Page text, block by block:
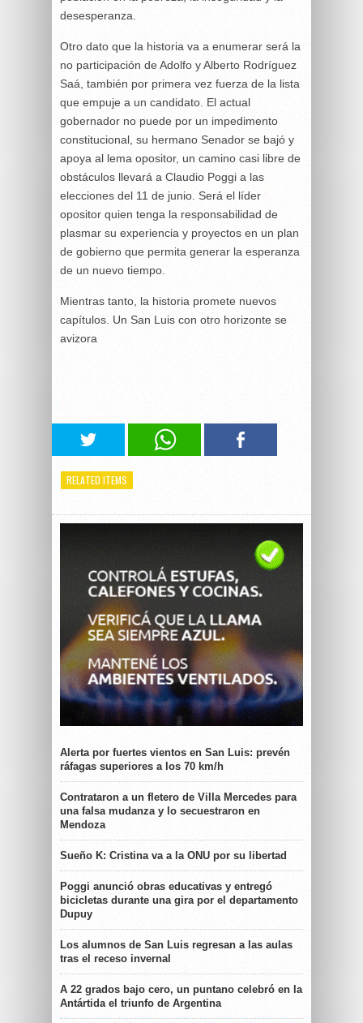
desesperanza.
Otro dato que la historia va a enumerar será la
no participación de Adolfo y Alberto Rodríguez
Saá, también por primera vez fuerza de la lista
que empuje a un candidato. El actual
gobernador no puede por un impedimento
constitucional, su hermano Senador se bajó y
apoya al lema opositor, un camino casi libre de
obstáculos llevará a Claudio Poggi a las
elecciones del 11 de junio. Será el líder
opositor quien tenga la responsabilidad de
plasmar su experiencia y proyectos en un plan
de gobierno que permita generar la esperanza
de un nuevo tiempo.
Mientras tanto, la historia promete nuevos
capítulos. Un San Luis con otro horizonte se
avizora
RELATED ITEMS
Alerta por fuertes vientos en San Luis: prevén
ráfagas superiores a los 70 km/h
Contrataron a un fletero de Villa Mercedes para
una falsa mudanza y lo secuestraron en
Mendoza
Sueño K: Cristina va a la ONU por su libertad
Poggi anunció obras educativas y entregó
bicicletas durante una gira por el departamento
Dupuy
Los alumnos de San Luis regresan a las aulas
tras el receso invernal
A 22 grados bajo cero, un puntano celebró en la
Antártida el triunfo de Argentina